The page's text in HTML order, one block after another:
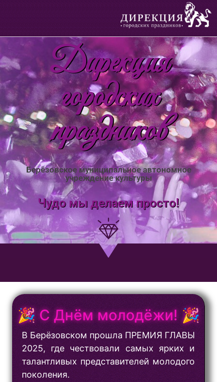
Дирекция
городских
праздников
Берёзовское муниципальное автономное
учреждение культуры
Чудо мы делаем просто!
🎉 С Днём молодёжи! 🎉
В Берёзовском прошла ПРЕМИЯ ГЛАВЫ
2025, где чествовали самых ярких и
талантливых представителей молодого
поколения.